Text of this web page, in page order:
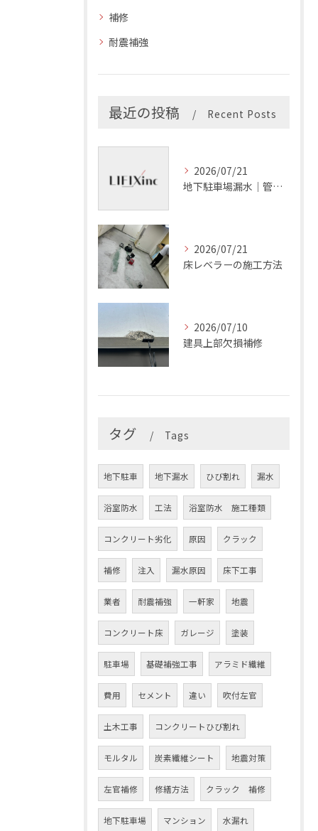
補修
耐震補強
最近の投稿 Recent Posts
2026/07/21
地下駐車場漏水｜管理会社の確認項目
2026/07/21
床レベラーの施工方法
2026/07/10
建具上部欠損補修
タグ Tags
地下駐車 地下漏水 ひび割れ 漏水
浴室防水 工法 浴室防水 施工種類
コンクリート劣化 原因 クラック
補修 注入 漏水原因 床下工事
業者 耐震補強 一軒家 地震
コンクリート床 ガレージ 塗装
駐車場 基礎補強工事 アラミド繊維
費用 セメント 違い 吹付左官
土木工事 コンクリートひび割れ
モルタル 炭素繊維シート 地震対策
左官補修 修繕方法 クラック 補修
地下駐車場 マンション 水漏れ